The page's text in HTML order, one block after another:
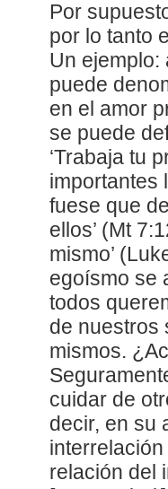
Por
por lo tanto
Un ejemplo:
puede
en el amor
se puede
‘Trabaja tu
importantes
fuese que
ellos’ (Mt
mismo’
egoísmo se
todos
de nuestros
mismos.
cuidar de
decir, en su
relación del